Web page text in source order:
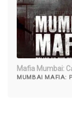
Mafia Mumbai:
Thế Giới Ngầm
MUMBAI MAFIA: